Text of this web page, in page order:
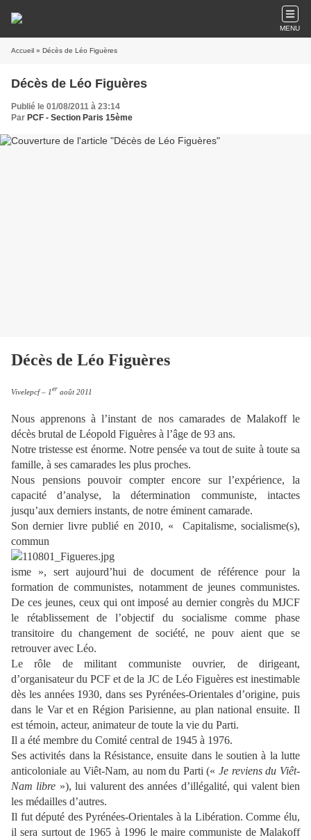
MENU
Accueil » Décès de Léo Figuères
Décès de Léo Figuères
Publié le 01/08/2011 à 23:14
Par PCF - Section Paris 15ème
Décès de Léo Figuères
Vivelepcf – 1 er août 2011
Nous apprenons à l’instant de nos camarades de Malakoff le
décès brutal de Léopold Figuères à l’âge de 93 ans.
Notre tristesse est énorme. Notre pensée va tout de suite à toute sa
famille, à ses camarades les plus proches.
Nous pensions pouvoir compter encore sur l’expérience, la
capacité d’analyse, la détermination communiste, intactes
jusqu’aux derniers instants, de notre éminent camarade.
Son dernier livre publié en 2010, « Capitalisme, socialisme(s),
commun
isme », sert aujourd’hui de document de référence pour la
formation de communistes, notamment de jeunes communistes.
De ces jeunes, ceux qui ont imposé au dernier congrès du MJCF
le rétablissement de l’objectif du socialisme comme phase
transitoire du changement de société, ne pouv aient que se
retrouver avec Léo.
Le rôle de militant communiste ouvrier, de dirigeant,
d’organisateur du PCF et de la JC de Léo Figuères est inestimable
dès les années 1930, dans ses Pyrénées-Orientales d’origine, puis
dans le Var et en Région Parisienne, au plan national ensuite. Il
est témoin, acteur, animateur de toute la vie du Parti.
Il a été membre du Comité central de 1945 à 1976.
Ses activités dans la Résistance, ensuite dans le soutien à la lutte
anticoloniale au Viêt-Nam, au nom du Parti («Je reviens du Viêt-
Nam libre »), lui valurent des années d’illégalité, qui valent bien
les médailles d’autres.
Il fut député des Pyrénées-Orientales à la Libération. Comme élu,
il sera surtout de 1965 à 1996 le maire communiste de Malakoff